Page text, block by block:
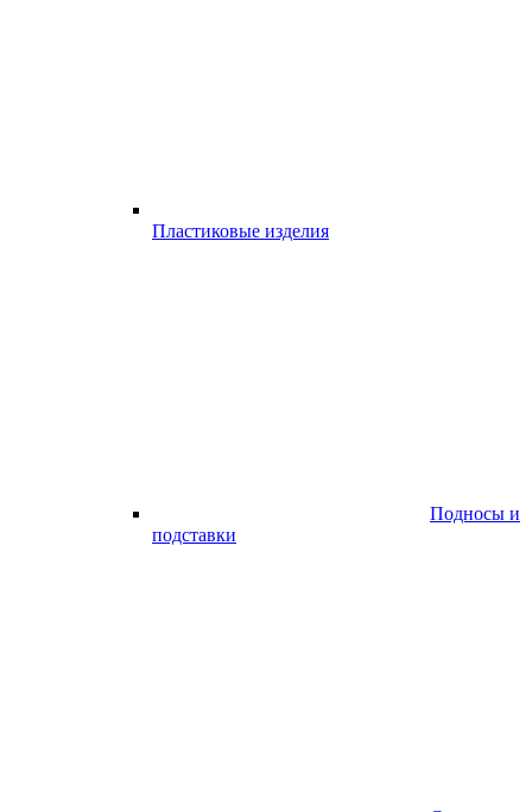
Пластиковые изделия
Подносы и
подставки